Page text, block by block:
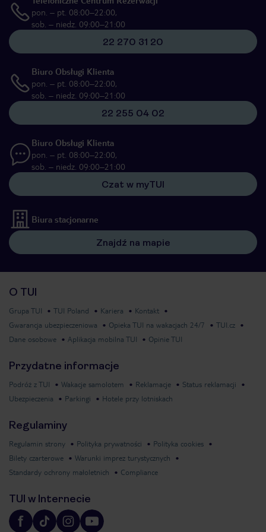
pon. – pt. 08:00–22:00,
sob. – niedz. 09:00–21:00
22 270 31 20
Biuro Obsługi Klienta
pon. – pt. 08:00–22:00,
sob. – niedz. 09:00–21:00
22 255 04 02
Biuro Obsługi Klienta
pon. – pt. 08:00–22:00,
sob. – niedz. 09:00–21:00
Czat w myTUI
Biura stacjonarne
Znajdź na mapie
O TUI
Grupa TUI TUI Poland Kariera
Kontakt
Gwarancja ubezpieczeniowa
Opieka TUI na wakacjach 24/7
TUI.cz
Dane osobowe
Aplikacja mobilna TUI Opinie TUI
Przydatne informacje
Podróż z TUI Wakacje samolotem Reklamacje
Status reklamacji
Ubezpieczenia
Parkingi Hotele przy lotniskach
Regulaminy
Regulamin strony Polityka prywatności
Polityka cookies
Bilety czarterowe
Warunki imprez turystycznych
Standardy ochrony małoletnich
Compliance
TUI w Internecie